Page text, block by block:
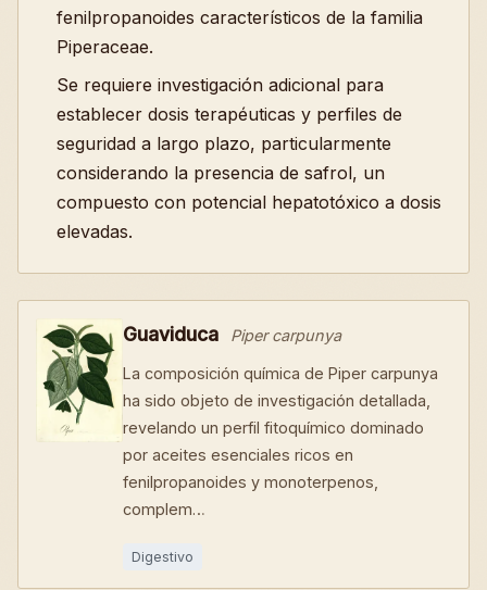
fenilpropanoides característicos de la familia
Piperaceae.
Se requiere investigación adicional para
establecer dosis terapéuticas y perfiles de
seguridad a largo plazo, particularmente
considerando la presencia de safrol, un
compuesto con potencial hepatotóxico a dosis
elevadas.
Guaviduca Piper carpunya
La composición química de Piper carpunya
ha sido objeto de investigación detallada,
revelando un perfil fitoquímico dominado
por aceites esenciales ricos en
fenilpropanoides y monoterpenos,
complem…
Digestivo